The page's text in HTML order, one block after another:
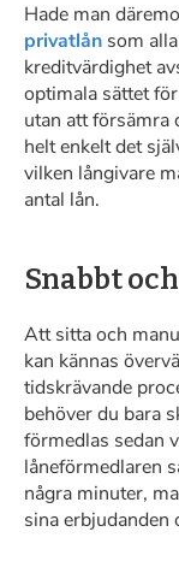
Hade man
privatlån som
kreditvärdighet
optimala sättet
utan att försämra
helt enkelt det
vilken långivare
antal lån.
Snabbt
Att sitta och
kan kännas
tidskrävande
behöver du bara
förmedlas sedan
låneförmedlaren
några minuter,
sina erbjudanden